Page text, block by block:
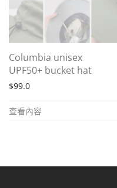
Columbia unisex
UPF50+ bucket hat
$99.0
查看內容